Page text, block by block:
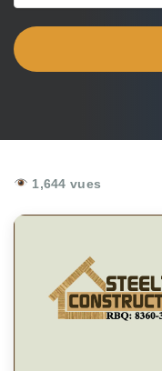
1,644 vues